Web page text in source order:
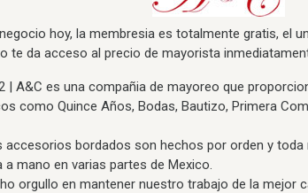
hoy, la membresia es totalmente gratis, el
te da acceso al precio de mayorista
| A&C es una compañia de mayoreo que
como Quince Años, Bodas, Bautizo, Primera
accesorios bordados son hechos por orden y toda
a mano en varias partes de Mexico.
orgullo en mantener nuestro trabajo de la mejor